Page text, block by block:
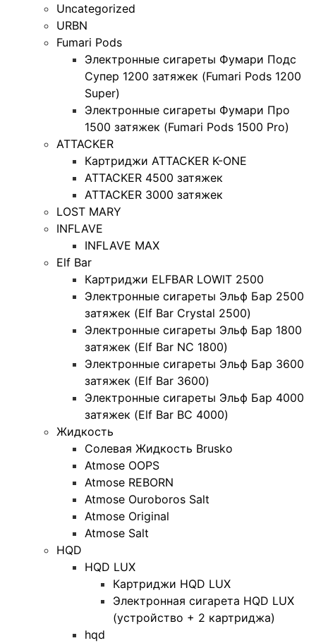
Uncategorized
URBN
Fumari Pods
Электронные сигареты Фумари Подс
Супер 1200 затяжек (Fumari Pods 1200
Super)
Электронные сигареты Фумари Про
1500 затяжек (Fumari Pods 1500 Pro)
ATTACKER
Картриджи ATTACKER K-ONE
ATTACKER 4500 затяжек
ATTACKER 3000 затяжек
LOST MARY
INFLAVE
INFLAVE MAX
Elf Bar
Картриджи ELFBAR LOWIT 2500
Электронные сигареты Эльф Бар 2500
затяжек (Elf Bar Crystal 2500)
Электронные сигареты Эльф Бар 1800
затяжек (Elf Bar NC 1800)
Электронные сигареты Эльф Бар 3600
затяжек (Elf Bar 3600)
Электронные сигареты Эльф Бар 4000
затяжек (Elf Bar BC 4000)
Жидкость
Солевая Жидкость Brusko
Atmose OOPS
Atmose REBORN
Atmose Ouroboros Salt
Atmose Original
Atmose Salt
HQD
HQD LUX
Картриджи HQD LUX
Электронная сигарета HQD LUX
(устройство + 2 картриджа)
hqd